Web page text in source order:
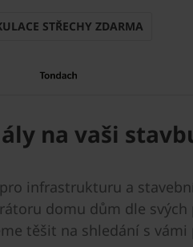
STŘECHY ZDARMA
na vaši
infrastrukturu a
domu dům dle svých
těšit na shledání s